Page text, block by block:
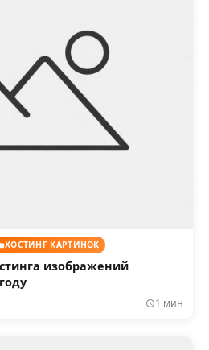
ХОСТИНГ КАРТИНОК
изображений
1 мин